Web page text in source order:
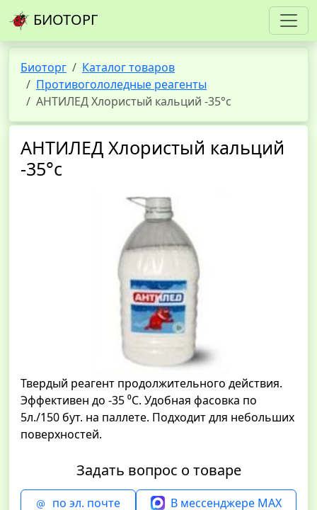
БИОТОРГ
Биоторг
Каталог товаров
Противогололедные реагенты
АНТИЛЕД Хлористый кальций -35°с
АНТИЛЕД Хлористый кальций
-35°с
Твердый реагент продолжительного действия.
Эффективен до -35 ⁰С. Удобная фасовка по
5л./150 бут. на паллете. Подходит для небольших
поверхностей.
Задать вопрос о товаре
по эл. почте
В мессенджере MAX